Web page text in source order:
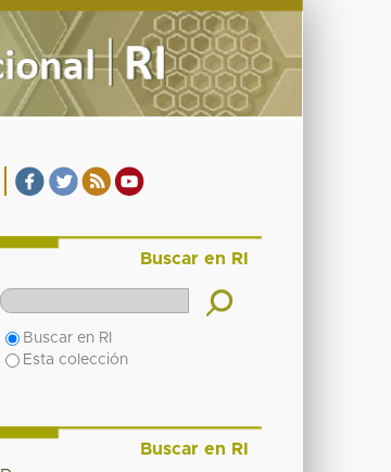
Buscar en RI
Buscar en RI
Esta colección
Buscar en RI